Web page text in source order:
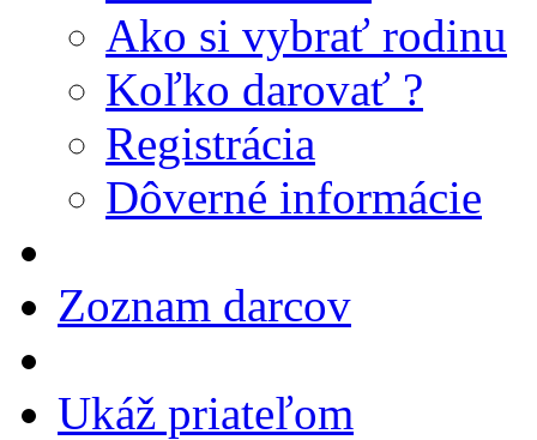
Ako si vybrať rodinu
Koľko darovať ?
Registrácia
Dôverné informácie
Zoznam darcov
Ukáž priateľom